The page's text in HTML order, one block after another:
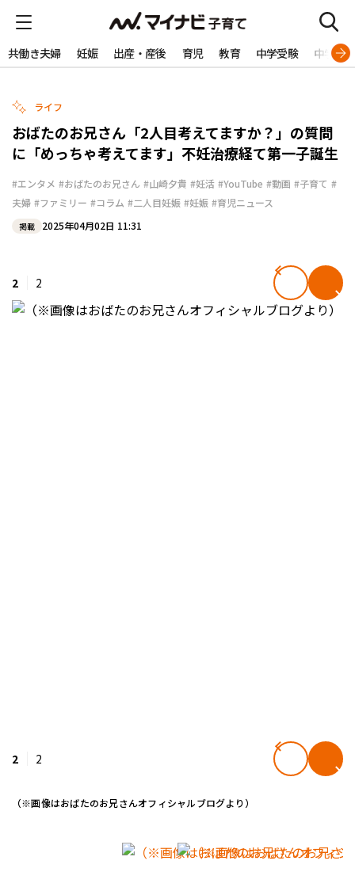
共働き夫婦 妊娠 出産・産後 育児 教育 中学受験 中学生
ライフ
おばたのお兄さん「2人目考えてますか？」の質問
に「めっちゃ考えてます」不妊治療経て第一子誕生
#エンタメ #おばたのお兄さん #山崎夕貴 #妊活 #YouTube #動画 #子育て #
夫婦 #ファミリー #コラム #二人目妊娠 #妊娠 #育児ニュース
掲載 2025年04月02日 11:31
2 2
2 2
（※画像はおばたのお兄さんオフィシャルブログより）